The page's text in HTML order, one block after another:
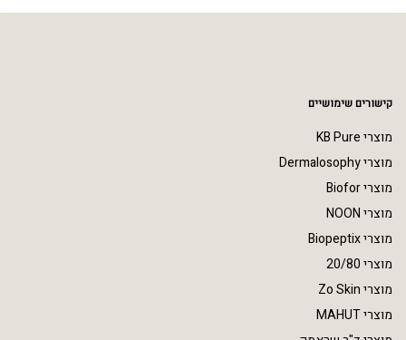
קישורים שימושיים
מוצרי KB Pure
מוצרי Dermalosophy
מוצרי Biofor
מוצרי NOON
מוצרי Biopeptix
מוצרי 20/80
מוצרי Zo Skin
מוצרי MAHUT